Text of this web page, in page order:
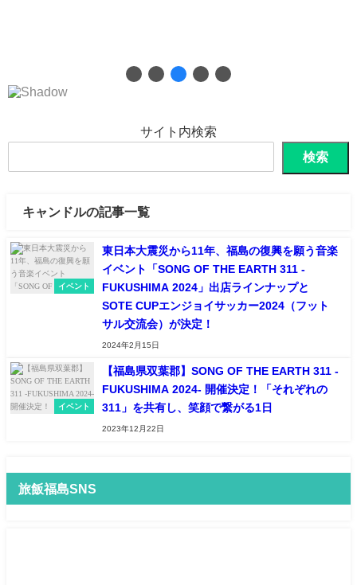
サイト内検索
検索
キャンドルの記事一覧
イベント
東日本大震災から11年、福島の復興を願う音楽
イベント「SONG OF THE EARTH 311 -
FUKUSHIMA 2024」出店ラインナップと
SOTE CUPエンジョイサッカー2024（フット
サル交流会）が決定！
2024年2月15日
イベント
【福島県双葉郡】SONG OF THE EARTH 311 -
FUKUSHIMA 2024- 開催決定！「それぞれの
311」を共有し、笑顔で繋がる1日
2023年12月22日
旅飯福島SNS